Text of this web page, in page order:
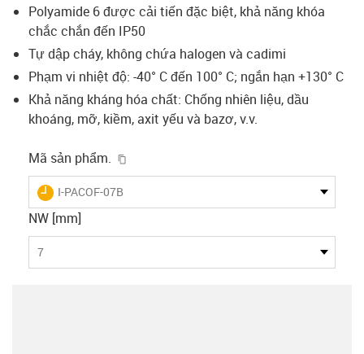
Polyamide 6 được cải tiến đặc biệt, khả năng khóa
chắc chắn đến IP50
Tự dập cháy, không chứa halogen và cadimi
Phạm vi nhiệt độ: -40° C đến 100° C; ngắn hạn +130° C
Khả năng kháng hóa chất: Chống nhiên liệu, dầu
khoáng, mỡ, kiềm, axit yếu và bazơ, v.v.
Mã sản phẩm.
igus-icon-lieferzeit
I-PACOF-07B
NW [mm]
7